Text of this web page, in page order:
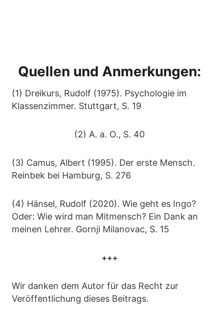
Quellen und Anmerkungen:
(1) Dreikurs, Rudolf (1975). Psychologie im
Klassenzimmer. Stuttgart, S. 19
(2) A. a. O., S. 40
(3) Camus, Albert (1995). Der erste Mensch.
Reinbek bei Hamburg, S. 276
(4) Hänsel, Rudolf (2020). Wie geht es Ingo?
Oder: Wie wird man Mitmensch? Ein Dank an
meinen Lehrer. Gornji Milanovac, S. 15
+++
Wir danken dem Autor für das Recht zur
Veröffentlichung dieses Beitrags.